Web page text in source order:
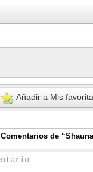
Añadir a Mis
Comentarios de